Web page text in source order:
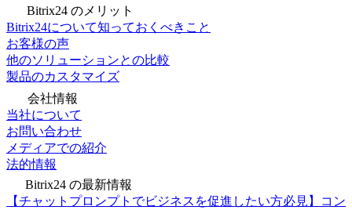
Bitrix24 のメリット
Bitrix24について知っておくべきこと
お客様の声
他のソリューションとの比較
製品のカスタマイズ
会社情報
当社について
お問い合わせ
メディアでの紹介
法的情報
Bitrix24 の最新情報
【チャットプロンプトでビジネスを促進したい方必見】コン